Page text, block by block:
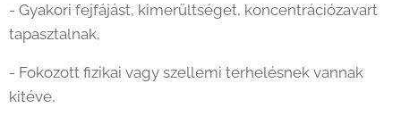
- Gyakori fejfájást, kimerültséget, koncentrációzavart
tapasztalnak,
- Fokozott fizikai vagy szellemi terhelésnek vannak
kitéve,